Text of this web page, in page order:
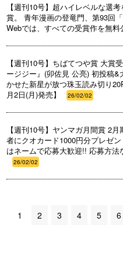
【週刊10号】超ハイレベルな選
賞。 青年漫画の登竜門、第93回
Webでは、すべての受賞作を無料
【週刊10号】ちばてつや賞 大賞
ージジー』(卯佐見 公亮) 初投稿
かせた新星が放つ珠玉読み切り
月2日(月)発売】
26/02/02
【週刊10号】ヤンマガ月間賞 2
者にクオカード1000円分プレゼ
はネームで応募大歓迎!! 応募方法
26/02/02
1 2 3 4 5 6